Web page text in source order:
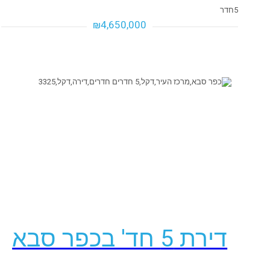
₪4,650,000
₪4,650,000
5חדר
₪4,650,000
דירת 5 חד' בכפר סבא